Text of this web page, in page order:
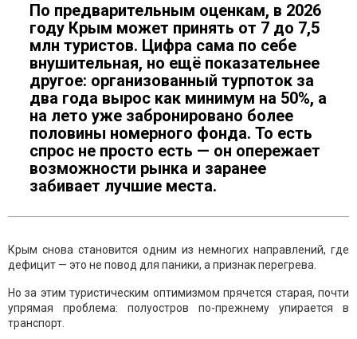
По предварительным оценкам, в 2026
году Крым может принять от 7 до 7,5
млн туристов. Цифра сама по себе
внушительная, но ещё показательнее
другое: организованный турпоток за
два года вырос как минимум на 50%, а
на лето уже забронировано более
половины номерного фонда. То есть
спрос не просто есть — он опережает
возможности рынка и заранее
забивает лучшие места.
Крым снова становится одним из немногих направлений, где
дефицит — это не повод для паники, а признак перегрева.
Но за этим туристическим оптимизмом прячется старая, почти
упрямая проблема: полуостров по-прежнему упирается в
транспорт.